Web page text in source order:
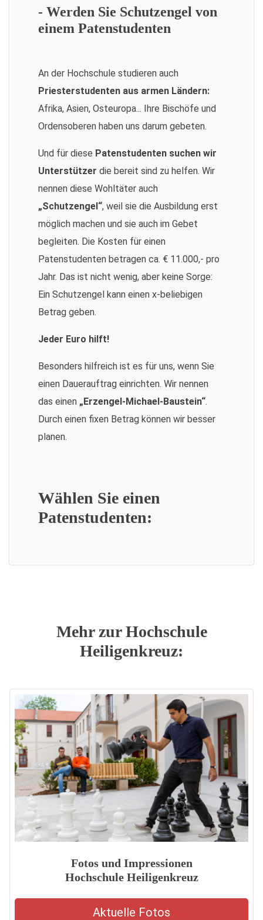
- Werden Sie Schutzengel von
einem Patenstudenten
An der Hochschule studieren auch
Priesterstudenten aus armen Ländern:
Afrika, Asien, Osteuropa... Ihre Bischöfe und
Ordensoberen haben uns darum gebeten.
Und für diese Patenstudenten suchen wir
Unterstützer die bereit sind zu helfen. Wir
nennen diese Wohltäter auch
„Schutzengel“, weil sie die Ausbildung erst
möglich machen und sie auch im Gebet
begleiten. Die Kosten für einen
Patenstudenten betragen ca. € 11.000,- pro
Jahr. Das ist nicht wenig, aber keine Sorge:
Ein Schutzengel kann einen x-beliebigen
Betrag geben.
Jeder Euro hilft!
Besonders hilfreich ist es für uns, wenn Sie
einen Dauerauftrag einrichten. Wir nennen
das einen „Erzengel-Michael-Baustein“.
Durch einen fixen Betrag können wir besser
planen.
Wählen Sie einen
Patenstudenten:
Mehr zur Hochschule
Heiligenkreuz:
Fotos und Impressionen
Hochschule Heiligenkreuz
Aktuelle Fotos